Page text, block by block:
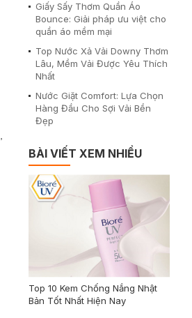
Giấy Sấy Thơm Quần Áo
Bounce: Giải pháp ưu việt cho
quần áo mềm mại
Top Nước Xả Vải Downy Thơm
Lâu, Mềm Vải Được Yêu Thích
Nhất
Nước Giặt Comfort: Lựa Chọn
Hàng Đầu Cho Sợi Vải Bền
Đẹp
BÀI VIẾT XEM NHIỀU
Top 10 Kem Chống Nắng Nhật
Bản Tốt Nhất Hiện Nay